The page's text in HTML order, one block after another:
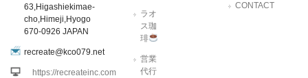
63,Higashiekimae-
cho,Himeji,Hyogo
670-0926 JAPAN
recreate@kco079.net
https://recreateinc.com
ラオ
ス珈
琲
営業
代行
CONTACT